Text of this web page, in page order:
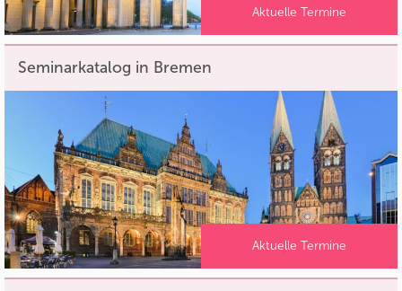
Aktuelle Termine
Seminarkatalog in Bremen
Aktuelle Termine